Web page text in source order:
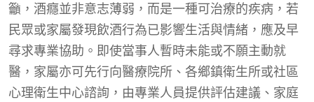
籲，酒癮並非意志薄弱，而是一種可治療的疾病，若
民眾或家屬發現飲酒行為已影響生活與情緒，應及早
尋求專業協助。即使當事人暫時未能或不願主動就
醫，家屬亦可先行向醫療院所、各鄉鎮衛生所或社區
心理衛生中心諮詢，由專業人員提供評估建議、家庭